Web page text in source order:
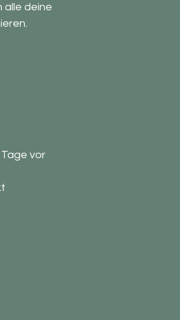
alle deine
vor